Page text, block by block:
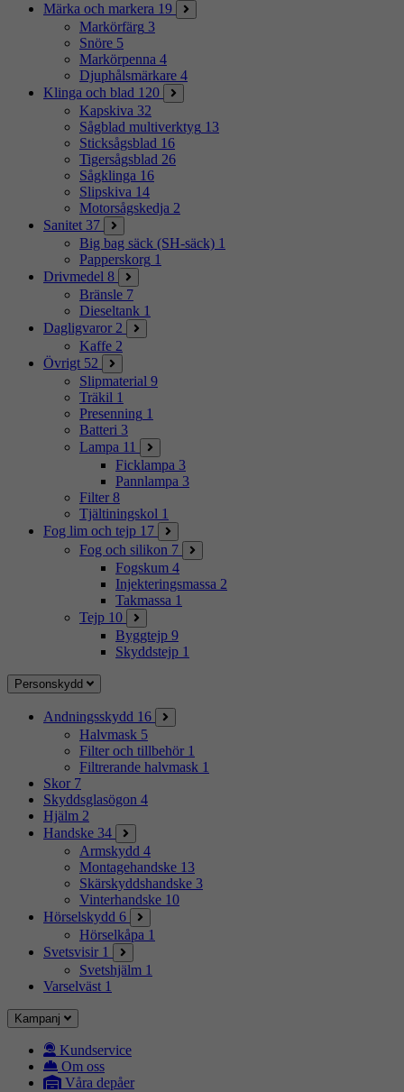
Märka och markera 19
Markörfärg 3
Snöre 5
Markörpenna 4
Djuphålsmärkare 4
Klinga och blad 120
Kapskiva 32
Sågblad multiverktyg 13
Sticksågsblad 16
Tigersågsblad 26
Sågklinga 16
Slipskiva 14
Motorsågskedja 2
Sanitet 37
Big bag säck (SH-säck) 1
Papperskorg 1
Drivmedel 8
Bränsle 7
Dieseltank 1
Dagligvaror 2
Kaffe 2
Övrigt 52
Slipmaterial 9
Träkil 1
Presenning 1
Batteri 3
Lampa 11
Ficklampa 3
Pannlampa 3
Filter 8
Tjältiningskol 1
Fog lim och tejp 17
Fog och silikon 7
Fogskum 4
Injekteringsmassa 2
Takmassa 1
Tejp 10
Byggtejp 9
Skyddstejp 1
Personskydd
Andningsskydd 16
Halvmask 5
Filter och tillbehör 1
Filtrerande halvmask 1
Skor 7
Skyddsglasögon 4
Hjälm 2
Handske 34
Armskydd 4
Montagehandske 13
Skärskyddshandske 3
Vinterhandske 10
Hörselskydd 6
Hörselkåpa 1
Svetsvisir 1
Svetshjälm 1
Varselväst 1
Kampanj
Kundservice
Om oss
Våra depåer